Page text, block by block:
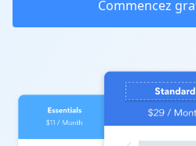
Commencez